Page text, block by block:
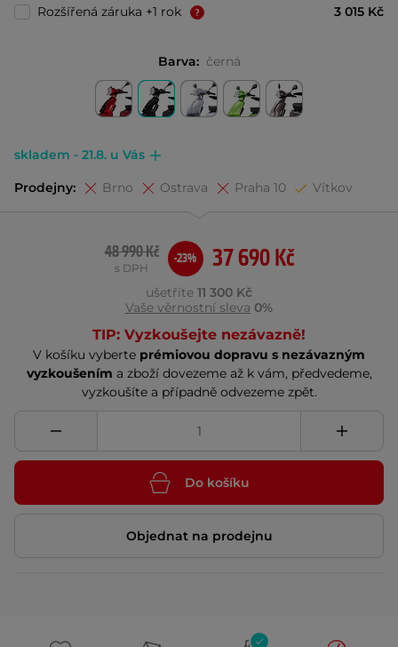
Rozšířená záruka +1 rok
3 015 Kč
Barva: černá
skladem - 21.8. u Vás
Prodejny: Brno Ostrava Praha 10 Vítkov
37 690 Kč
48 990 Kč
s DPH
-23%
ušetříte 11 300 Kč
Vaše věrnostní sleva 0%
TIP: Vyzkoušejte nezávazně!
V košíku vyberte prémiovou dopravu s nezávazným
vyzkoušením a zboží dovezeme až k vám, předvedeme,
vyzkoušíte a případně odvezeme zpět.
Do košíku
Objednat na prodejnu